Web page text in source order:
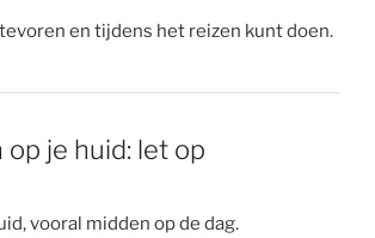
en tijdens het reizen kunt doen.
op je huid: let op
vooral midden op de dag.